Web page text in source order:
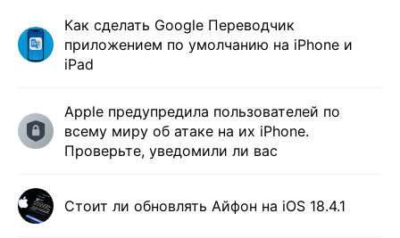
Как сделать Google Переводчик
приложением по умолчанию на iPhone и
iPad
Apple предупредила пользователей по
всему миру об атаке на их iPhone.
Проверьте, уведомили ли вас
Стоит ли обновлять Айфон на iOS 18.4.1